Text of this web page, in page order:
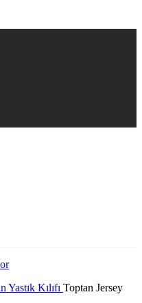
Yastık Kılıfı Toptan Jersey